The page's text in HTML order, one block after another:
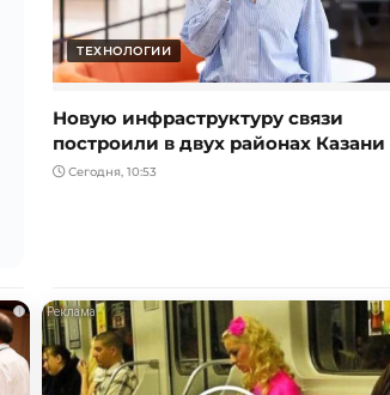
ТЕХНОЛОГИИ
Новую инфраструктуру связи
построили в двух районах Казани
Сегодня, 10:53
i